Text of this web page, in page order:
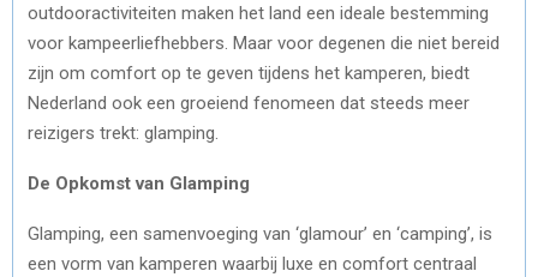
outdooractiviteiten maken het land een ideale bestemming
voor kampeerliefhebbers. Maar voor degenen die niet bereid
zijn om comfort op te geven tijdens het kamperen, biedt
Nederland ook een groeiend fenomeen dat steeds meer
reizigers trekt: glamping.
De Opkomst van Glamping
Glamping, een samenvoeging van ‘glamour’ en ‘camping’, is
een vorm van kamperen waarbij luxe en comfort centraal